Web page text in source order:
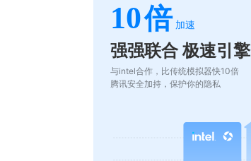
10倍 加速
强强联合 极速引擎
与intel合作，比传统模拟器快10倍
腾讯安全加持，保护你的隐私